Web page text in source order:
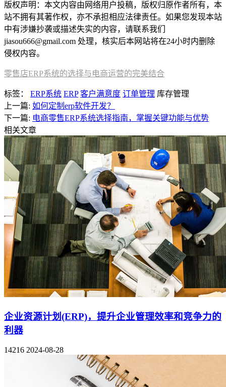
版权声明：本文内容由网络用户投稿，版权归原作者所有，本
站不拥有其著作权，亦不承担相应法律责任。如果您发现本站
中有涉嫌抄袭或描述失实的内容，请联系我们
jiasou666@gmail.com 处理，核实后本网站将在24小时内删除
侵权内容。
零售店ERP系统的选择与电商运营的完美结合
标签： ERP系统 ERP 客户满意度 订单管理 库存管理
上一篇: 如何定制erp软件开发？
下一篇: 电商零售ERP系统选择指南，掌握关键功能与优势
相关文章
企业资源计划(ERP)，提升企业管理效率和竞争力的
利器
14216 2024-08-28